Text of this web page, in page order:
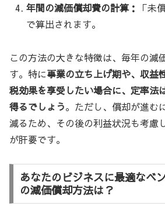
年間の減価償却費の計算：
「未
で算出されます。
この方法の大きな特徴は、毎年の減
す。特に事業の立ち上げ期や、収益
税効果を享受したい場合に、定率法
得るでしょう。ただし、償却が進む
減るため、その後の利益状況も考慮
が肝要です。
あなたのビジネスに最適なベ
の減価償却方法は？